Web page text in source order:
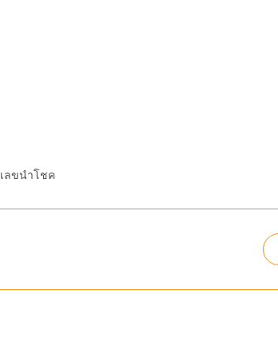
เลขนำโชค